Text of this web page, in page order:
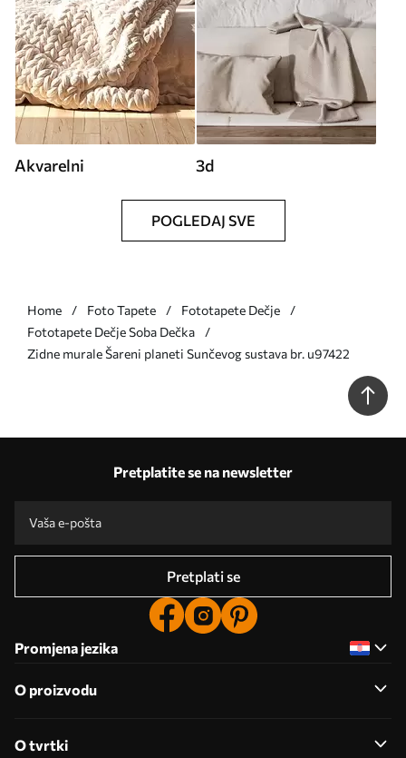
Akvarelni 3d
POGLEDAJ SVE
Home Foto Tapete
Fototapete Dečje
Fototapete Dečje Soba Dečka
Zidne murale Šareni planeti Sunčevog sustava br. u97422
Pretplatite se na newsletter
Pretplati se
Promjena jezika
O proizvodu
O tvrtki